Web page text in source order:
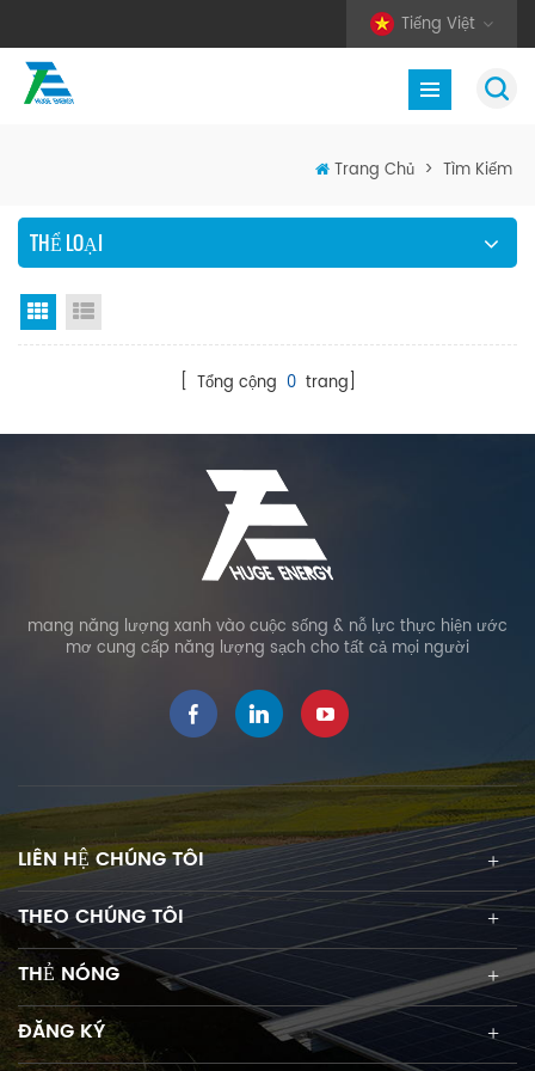
Tiếng Việt
Trang Chủ > Tìm Kiếm
THỂ LOẠI
Chế độ hiển thị theo ô
[ Tổng cộng 0trang]
mang năng lượng xanh vào cuộc sống & nỗ lực thực hiện ước
mơ cung cấp năng lượng sạch cho tất cả mọi người
LIÊN HỆ CHÚNG TÔI
THEO CHÚNG TÔI
THẺ NÓNG
ĐĂNG KÝ